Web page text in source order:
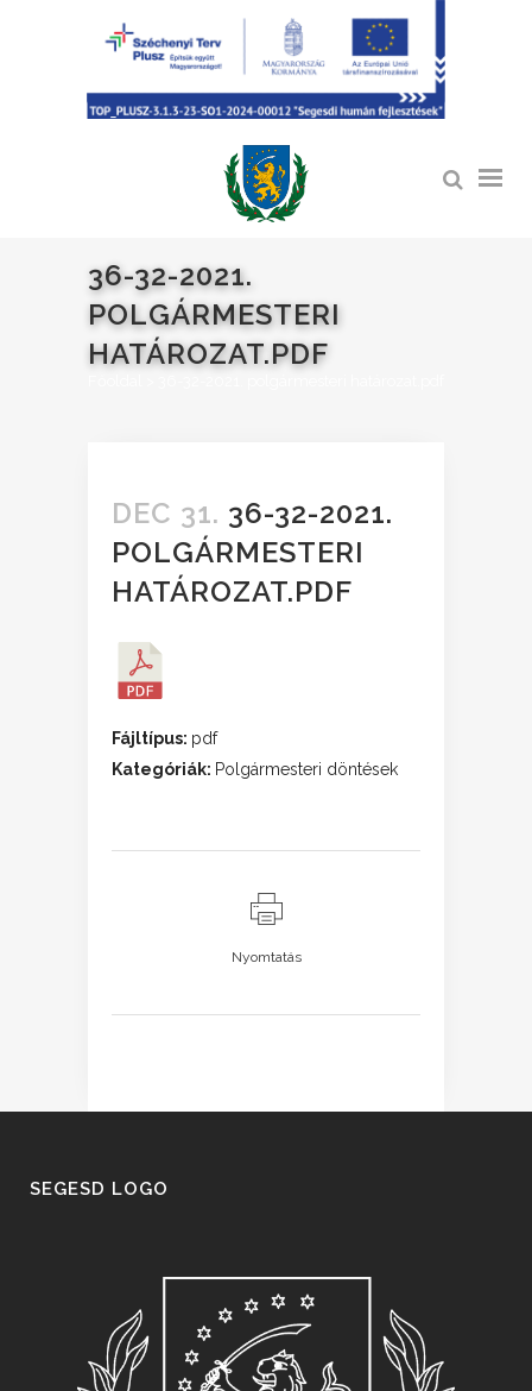
36-32-2021.
POLGÁRMESTERI
HATÁROZAT.PDF
DEC 31. 36-32-2021.
POLGÁRMESTERI
HATÁROZAT.PDF
Fájltípus: pdf
Kategóriák: Polgármesteri döntések
Nyomtatás
SEGESD LOGO